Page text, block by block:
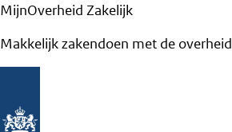
MijnOverheid Zakelijk
Makkelijk zakendoen met de overheid